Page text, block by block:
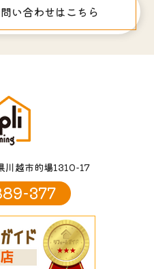
い合わせはこちら
越市的場1310-17
377